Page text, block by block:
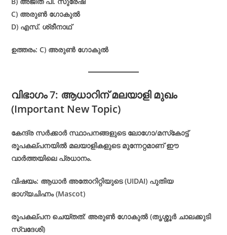
C) അരുൺ ഗോകുൽ
D) എസ്. ശ്രീനാഥ്
ഉത്തരം: C) അരുൺ ഗോകുൽ
വിഭാഗം 7: ആധാറിന് മലയാളി മുഖം
(Important New Topic)
കേന്ദ്ര സർക്കാർ സ്ഥാപനങ്ങളുടെ ലോഗോ/മസ്‌കോട്ട്
രൂപകല്പനയിൽ മലയാളികളുടെ മുന്നേറ്റമാണ് ഈ
വാർത്തയിലെ പ്രധാനം.
വിഷയം: ആധാർ അതോറിറ്റിയുടെ (UIDAI) പുതിയ
ഭാഗ്യചിഹ്നം (Mascot)
രൂപകല്പന ചെയ്തത്: അരുൺ ഗോകുൽ (തൃശ്ശൂർ ചാലക്കുടി
സ്വദേശി)